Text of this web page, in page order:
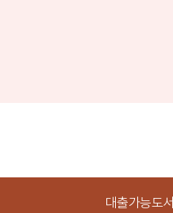
대출가능도서